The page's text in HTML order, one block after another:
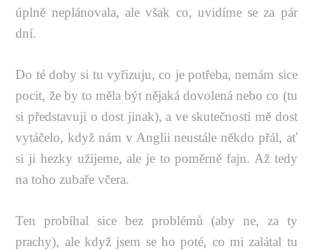
úplně neplánovala, ale však co, uvidíme se za pár
dní.
Do té doby si tu vyřizuju, co je potřeba, nemám sice
pocit, že by to měla být nějaká dovolená nebo co (tu
si představuji o dost jinak), a ve skutečnosti mě dost
vytáčelo, když nám v Anglii neustále někdo přál, ať
si ji hezky užijeme, ale je to poměrně fajn. Až tedy
na toho zubaře včera.
Ten probíhal sice bez problémů (aby ne, za ty
prachy), ale když jsem se ho poté, co mi zalátal tu